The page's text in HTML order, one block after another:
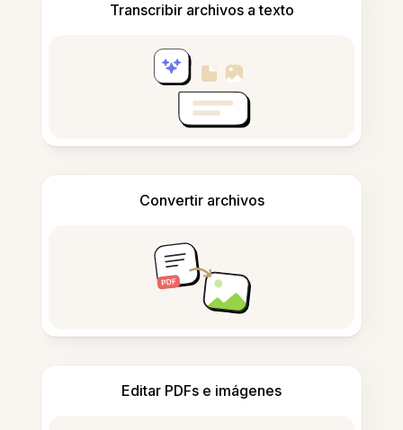
Transcribir archivos a texto
Convertir archivos
Editar PDFs e imágenes